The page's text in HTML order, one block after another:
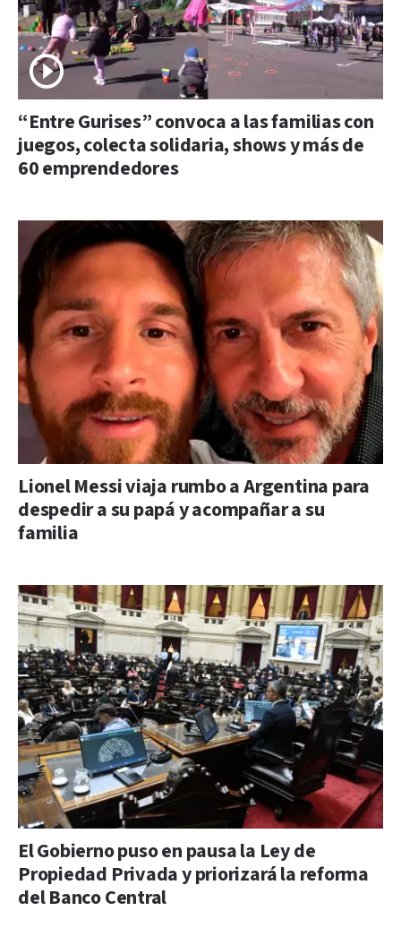
“Entre Gurises” convoca a las familias con
juegos, colecta solidaria, shows y más de
60 emprendedores
Lionel Messi viaja rumbo a Argentina para
despedir a su papá y acompañar a su
familia
El Gobierno puso en pausa la Ley de
Propiedad Privada y priorizará la reforma
del Banco Central